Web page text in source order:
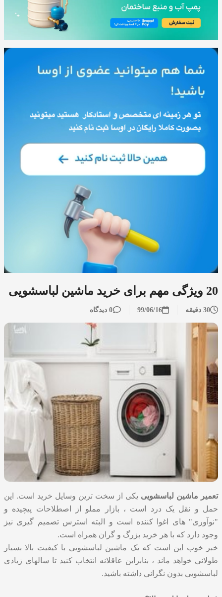
20 ویژگی مهم برای خرید ماشین لباسشویی
30 دقیقه 99/06/16 0 دیدگاه
تعمیر ماشین لباسشویی یکی از سخت ترین وسایل خرید است. این
حمل و نقل یک درد است ، بازار مملو از اصطلاحات پیچیده و
"نوآوری" های اغوا کننده است و البته استرس تصمیم گیری نیز
وجود دارد که با هر خرید بزرگ و گران همراه است.
خبر خوب این است که یک ماشین لباسشویی با کیفیت بالا بسیار
طولانی خواهد ماند ، بنابراین عاقلانه انتخاب کنید تا سالهای زیادی
لباسشویی بدون نگرانی داشته باشید.